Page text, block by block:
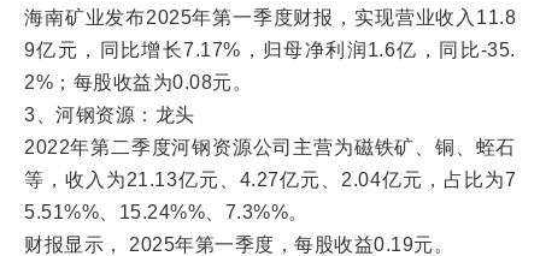
海南矿业发布2025年第一季度财报，实现营业收入11.8
9亿元，同比增长7.17%，归母净利润1.6亿，同比-35.
2%；每股收益为0.08元。
3、河钢资源：龙头
2022年第二季度河钢资源公司主营为磁铁矿、铜、蛭石
等，收入为21.13亿元、4.27亿元、2.04亿元，占比为7
5.51%%、15.24%%、7.3%%。
财报显示， 2025年第一季度，每股收益0.19元。